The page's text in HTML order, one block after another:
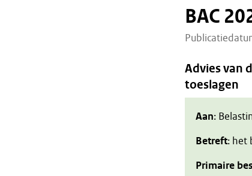
BAC
Advies van
toeslagen
Aan:
Betreft: het
Primaire